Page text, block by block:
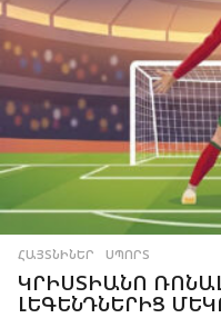
ՀԱՅՏՆԻՆԵՐ ,ՍՊՈՐՏ
ԿՐԻՍՏԻԱՆՈ
ԼԵԳԵՆԴՆԵՐԻՑ